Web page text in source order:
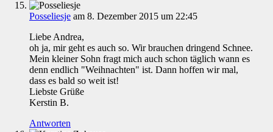
Posseliesje am 8. Dezember 2015 um 22:45
Liebe Andrea,
oh ja, mir geht es auch so. Wir brauchen dringend Schnee.
Mein kleiner Sohn fragt mich auch schon täglich wann es
denn endlich "Weihnachten" ist. Dann hoffen wir mal,
dass es bald so weit ist!
Liebste Grüße
Kerstin B.
Antworten